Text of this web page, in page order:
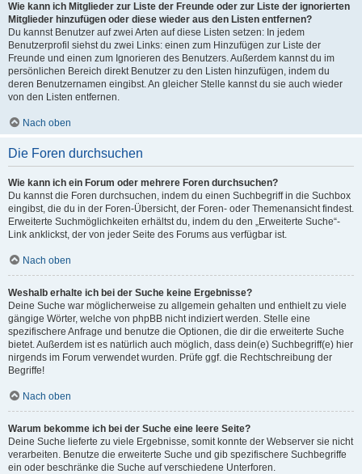
Wie kann ich Mitglieder zur Liste der Freunde oder zur Liste der ignorierten
Mitglieder hinzufügen oder diese wieder aus den Listen entfernen?
Du kannst Benutzer auf zwei Arten auf diese Listen setzen: In jedem
Benutzerprofil siehst du zwei Links: einen zum Hinzufügen zur Liste der
Freunde und einen zum Ignorieren des Benutzers. Außerdem kannst du im
persönlichen Bereich direkt Benutzer zu den Listen hinzufügen, indem du
deren Benutzernamen eingibst. An gleicher Stelle kannst du sie auch wieder
von den Listen entfernen.
Nach oben
Die Foren durchsuchen
Wie kann ich ein Forum oder mehrere Foren durchsuchen?
Du kannst die Foren durchsuchen, indem du einen Suchbegriff in die Suchbox
eingibst, die du in der Foren-Übersicht, der Foren- oder Themenansicht findest.
Erweiterte Suchmöglichkeiten erhältst du, indem du den „Erweiterte Suche“-
Link anklickst, der von jeder Seite des Forums aus verfügbar ist.
Nach oben
Weshalb erhalte ich bei der Suche keine Ergebnisse?
Deine Suche war möglicherweise zu allgemein gehalten und enthielt zu viele
gängige Wörter, welche von phpBB nicht indiziert werden. Stelle eine
spezifischere Anfrage und benutze die Optionen, die dir die erweiterte Suche
bietet. Außerdem ist es natürlich auch möglich, dass dein(e) Suchbegriff(e) hier
nirgends im Forum verwendet wurden. Prüfe ggf. die Rechtschreibung der
Begriffe!
Nach oben
Warum bekomme ich bei der Suche eine leere Seite?
Deine Suche lieferte zu viele Ergebnisse, somit konnte der Webserver sie nicht
verarbeiten. Benutze die erweiterte Suche und gib spezifischere Suchbegriffe
ein oder beschränke die Suche auf verschiedene Unterforen.